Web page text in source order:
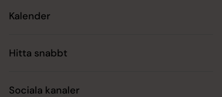
Kalender
Hitta snabbt
Sociala kanaler